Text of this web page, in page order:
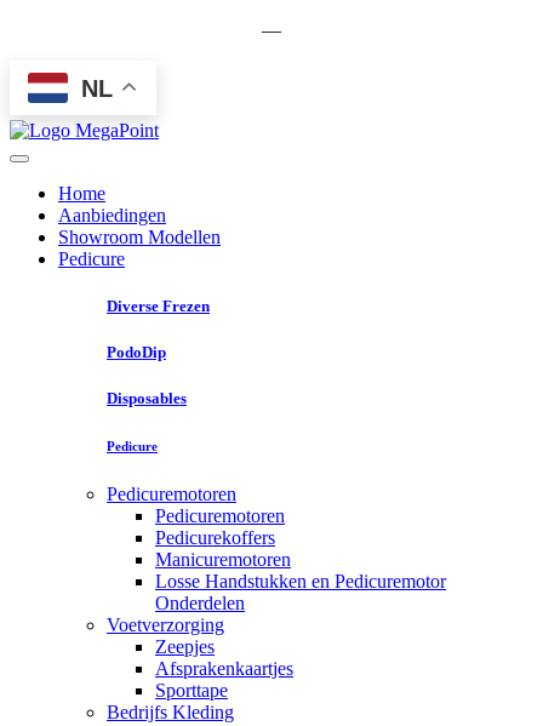
—
NL
Home
Aanbiedingen
Showroom Modellen
Pedicure
Diverse Frezen
PodoDip
Disposables
Pedicure
Pedicuremotoren
Pedicuremotoren
Pedicurekoffers
Manicuremotoren
Losse Handstukken en Pedicuremotor
Onderdelen
Voetverzorging
Zeepjes
Afsprakenkaartjes
Sporttape
Bedrijfs Kleding